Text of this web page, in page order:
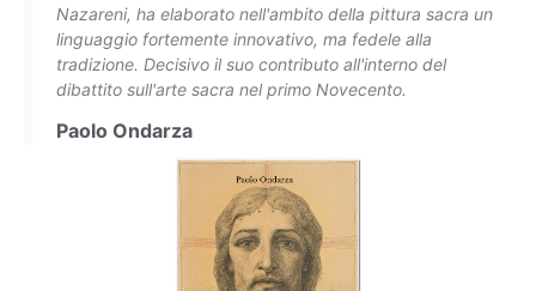
Nazareni, ha elaborato nell'ambito della pittura sacra un
linguaggio fortemente innovativo, ma fedele alla
tradizione. Decisivo il suo contributo all'interno del
dibattito sull'arte sacra nel primo Novecento.
Paolo Ondarza